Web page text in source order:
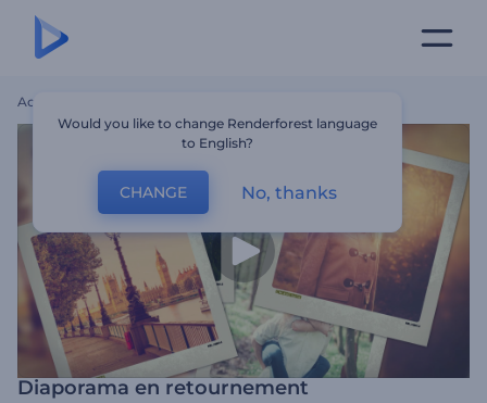
Accueil
Diaporama en retournement
Would you like to change Renderforest language
to English?
CHANGE No, thanks